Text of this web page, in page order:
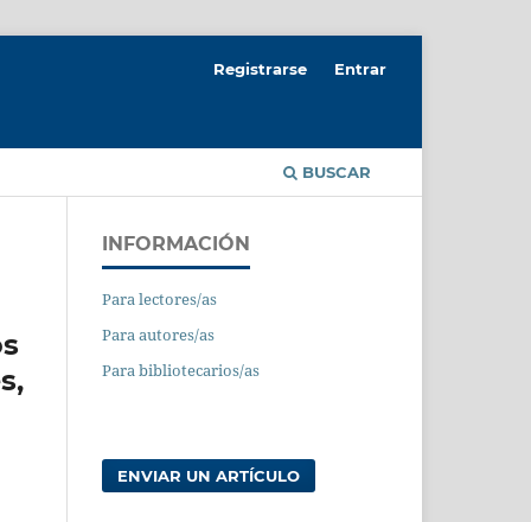
BUSCAR
Registrarse Entrar
INFORMACIÓN
Para lectores/as
Para autores/as
Para bibliotecarios/as
ENVIAR UN ARTÍCULO